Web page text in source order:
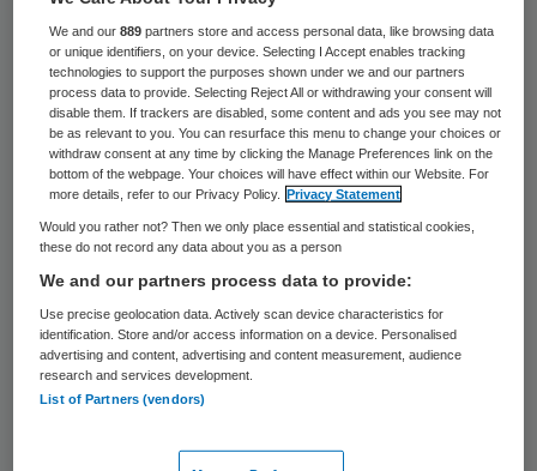
De brandweer rukte woensdagavond rond
22.00 uur uit voor een kleine brand in
woonzorgcentrum Maria Dommer in
Maarssen. De brandweer kon het brandje in
een prullenbak in een van de woningen aan
de Vondelstraat snel blussen.
De lokale zenderRTV Utrecht
woensdagavond dat de oorzaak van de
brand nog niet bekend was. Eén bewoner
ademde rook in, maar hoefde na controle
door ambulancepersoneel niet naar het
We and our889 partners store and access personal data, like browsing data
or unique identifiers, on your device. Selecting I Accept enables tracking
technologies to support the purposes shown under we and our partners
process data to provide. Selecting Reject All or withdrawing your consent will
disable them. If trackers are disabled, some content and ads you see may not
be as relevant to you. You can resurface this menu to change your choices or
withdraw consent at any time by clicking the Manage Preferences link on the
bottom of the webpage. Your choices will have effect within our Website. For
more details, refer to our Privacy Policy.
Privacy Statement
Would you rather not? Then we only place essential and statistical cookies,
these do not record any data about you as a person
We and our partners process data to provide:
Use precise geolocation data. Actively scan device characteristics for
identification. Store and/or access information on a device. Personalised
advertising and content, advertising and content measurement, audience
research and services development.
List of Partners (vendors)